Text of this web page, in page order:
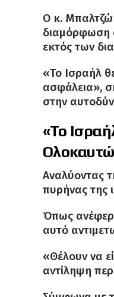
Ο κ.
διαμόρφωση
εκτός των
«Το Ισραήλ
ασφάλεια»,
στην
«Το
Αναλύοντας
πυρήνας της
Όπως
αυτό
«Θέλουν να
αντίληψη